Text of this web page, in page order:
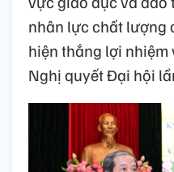
nhân lực chất lượng
hiện thắng lợi nhiệm
Nghị quyết Đại hội